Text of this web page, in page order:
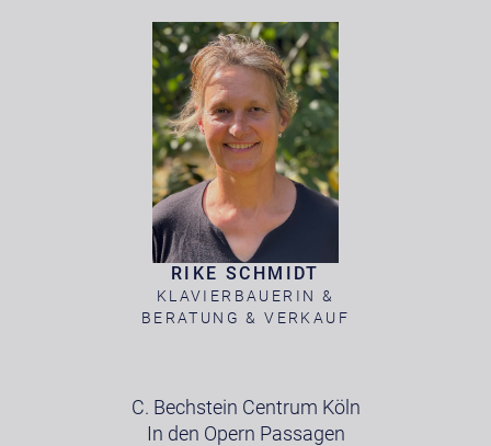
RIKE SCHMIDT
KLAVIERBAUERIN &
BERATUNG & VERKAUF
C. Bechstein Centrum Köln
In den Opern Passagen